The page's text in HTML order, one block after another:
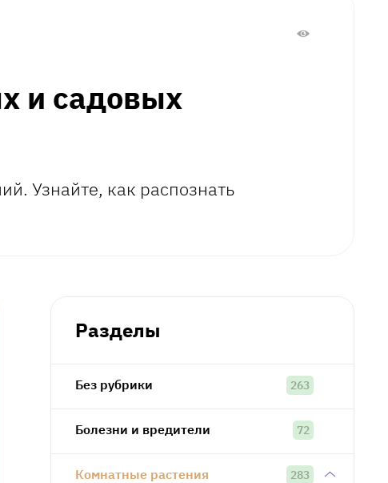
и садовых
Узнайте, как распознать
Разделы
Без рубрики 263
Болезни и вредители 72
Комнатные растения 283